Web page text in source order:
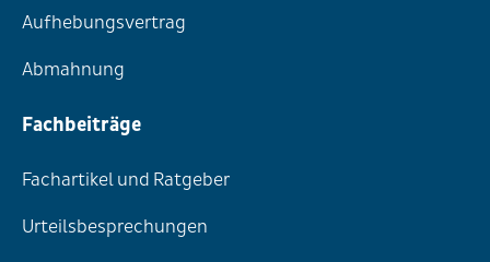
Aufhebungsvertrag
Abmahnung
Fachbeiträge
Fachartikel und Ratgeber
Urteilsbesprechungen